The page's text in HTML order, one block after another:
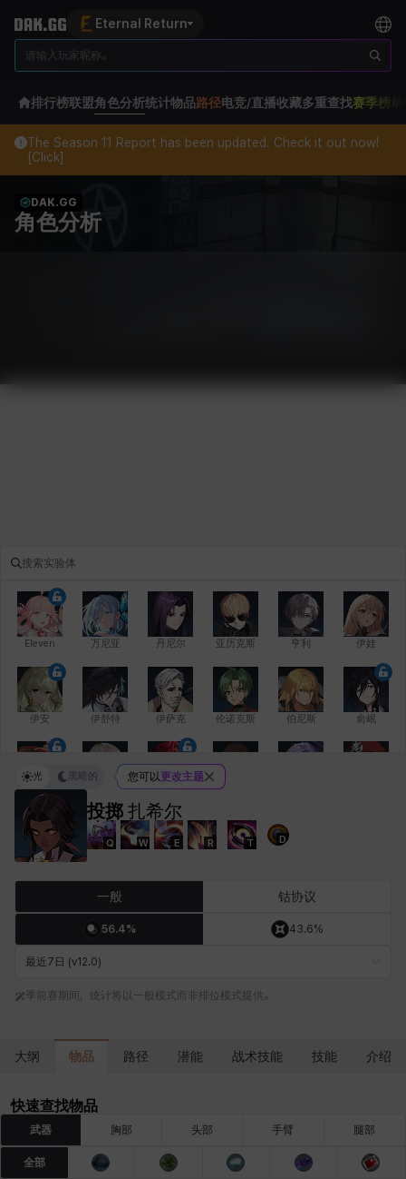
Eternal Return
排行榜联盟角色分析统计物品路径电竞/直播收藏多重查找赛季榜单
The Season 11 Report has been updated. Check it out now!
[Click]
DAK.GG
角色分析
Eleven 万尼亚 丹尼尔 亚历克斯 亨利 伊娃
伊安 伊舒特 伊萨克 伦诺克斯 伯尼斯 俞岷
修凯 克雷弗
埃琳娜 埃索 塔齐娅
李黛琳 杰琪 梅 比安卡 洛兹 海因茨
投掷 扎希尔
Q W E R T D
光 黑暗的 您可以更改主题
一般 钴协议
56.4% 43.6%
最近7日 (v12.0)
季前赛期间，统计将以一般模式而非排位模式提供。
大纲 物品 路径 潜能 战术技能 技能 介绍
快速查找物品
武器 胸部 头部 手臂 腿部
全部